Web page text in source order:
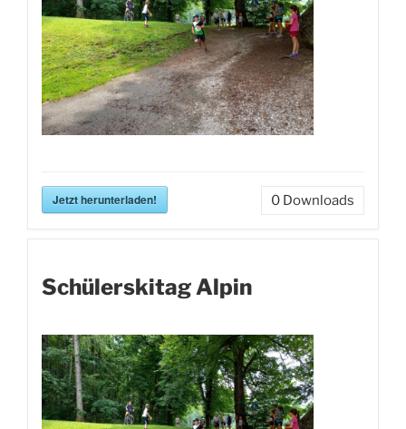
Jetzt herunterladen! 0 Downloads
Schülerskitag Alpin